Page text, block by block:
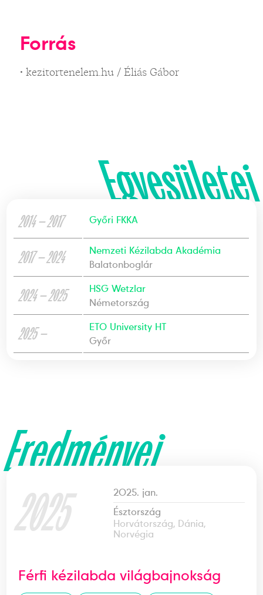
Forrás
• kezitortenelem.hu / Éliás Gábor
Egyesületei
2014 — 2017 Győri FKKA
2017 — 2024
Nemzeti Kézilabda Akadémia
Balatonboglár
2024 — 2025
HSG Wetzlar
Németország
2025 —
ETO University HT
Győr
Eredményei
2025
2025. jan.
Észtország
Horvátország, Dánia,
Norvégia
Férfi kézilabda világbajnokság